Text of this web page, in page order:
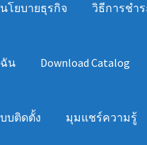
นโยบายธุรกิจ วิธีการชำร
น Download Catalog
บติดตั้ง มุมแชร์ความรู้